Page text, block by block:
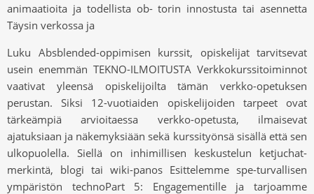
animaatioita ja todellista ob- torin innostusta tai asennetta
Täysin verkossa ja
Luku Absblended-oppimisen kurssit, opiskelijat tarvitsevat
usein enemmän TEKNO-ILMOITUSTA Verkkokurssitoiminnot
vaativat yleensä opiskelijoilta tämän verkko-opetuksen
perustan. Siksi 12-vuotiaiden opiskelijoiden tarpeet ovat
tärkeämpiä arvioitaessa verkko-opetusta, ilmaisevat
ajatuksiaan ja näkemyksiään sekä kurssityönsä sisällä että sen
ulkopuolella. Siellä on inhimillisen keskustelun ketjuchat-
merkintä, blogi tai wiki-panos Esittelemme spe-turvallisen
ympäristön technoPart 5: Engagementille ja tarjoamme